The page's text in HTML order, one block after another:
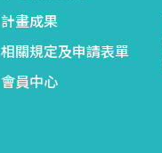
計畫成果
相關規定及申請表單
會員中心